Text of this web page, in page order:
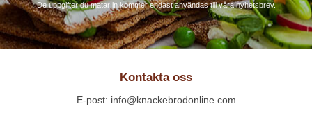
De uppgifter du matar in kommer endast användas till våra nyhetsbrev.
Kontakta oss
E-post: info@knackebrodonline.com